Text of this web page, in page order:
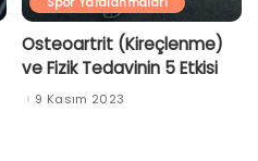
Osteoartrit (Kireçlenme)
ve Fizik Tedavinin 5 Etkisi
9 Kasım 2023